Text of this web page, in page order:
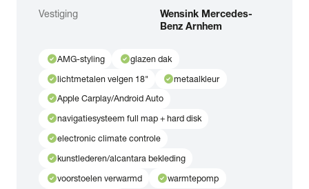
Vestiging
Wensink Mercedes-
Benz Arnhem
check_circleAMG-styling check_circleglazen dak
check_circlelichtmetalen velgen 18" check_circlemetaalkleur
check_circleApple Carplay/Android Auto
check_circlenavigatiesysteem full map + hard disk
check_circleelectronic climate controle
check_circlekunstlederen/alcantara bekleding
check_circlevoorstoelen verwarmd check_circlewarmtepomp